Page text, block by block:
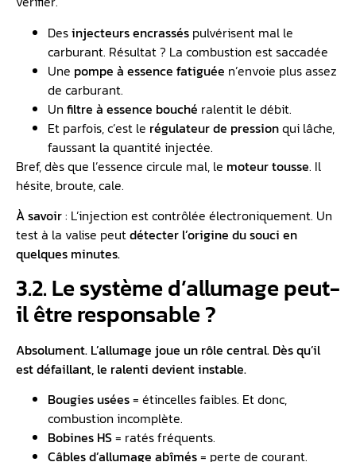
Desinjecteurs encrassés pulvérisent mal le
carburant. Résultat ? La combustion est saccadée
Une pompe à essence fatiguée n’envoie plus assez
de carburant.
Un filtre à essence bouché ralentit le débit.
Et parfois, c’est le régulateur de pressionqui lâche,
faussant la quantité injectée.
Bref, dès que l’essence circule mal, le moteur tousse. Il
hésite, broute, cale.
À savoir: L’injection est contrôlée électroniquement. Un
test à la valise peutdétecter l’origine du souci en
quelques minutes.
3.2. Le système d’allumage peut-
il être responsable ?
Absolument. L’allumage joue un rôle central. Dès qu’il
est défaillant, le ralenti devient instable.
Bougies usées= étincelles faibles. Et donc,
combustion incomplète.
Bobines HS= ratés fréquents.
Câbles d’allumage abîmés= perte de courant.